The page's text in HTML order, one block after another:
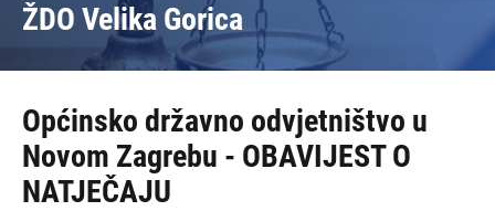
ŽDO Velika Gorica
Općinsko državno odvjetništvo u
Novom Zagrebu - OBAVIJEST O
NATJEČAJU